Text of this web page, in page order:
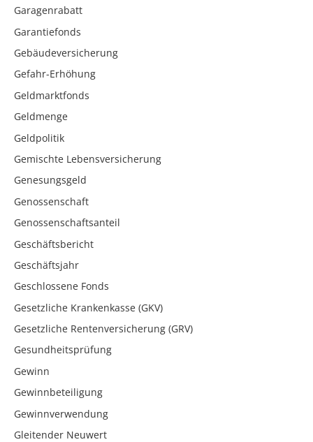
Garagenrabatt
Garantiefonds
Gebäudeversicherung
Gefahr-Erhöhung
Geldmarktfonds
Geldmenge
Geldpolitik
Gemischte Lebensversicherung
Genesungsgeld
Genossenschaft
Genossenschaftsanteil
Geschäftsbericht
Geschäftsjahr
Geschlossene Fonds
Gesetzliche Krankenkasse (GKV)
Gesetzliche Rentenversicherung (GRV)
Gesundheitsprüfung
Gewinn
Gewinnbeteiligung
Gewinnverwendung
Gleitender Neuwert